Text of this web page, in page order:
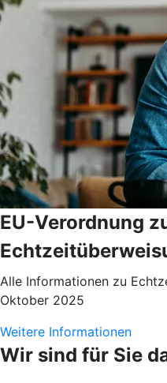
EU-Verordnung
Alle Informationen zu
Oktober 2025
Weitere Informationen
Wir sind für Sie